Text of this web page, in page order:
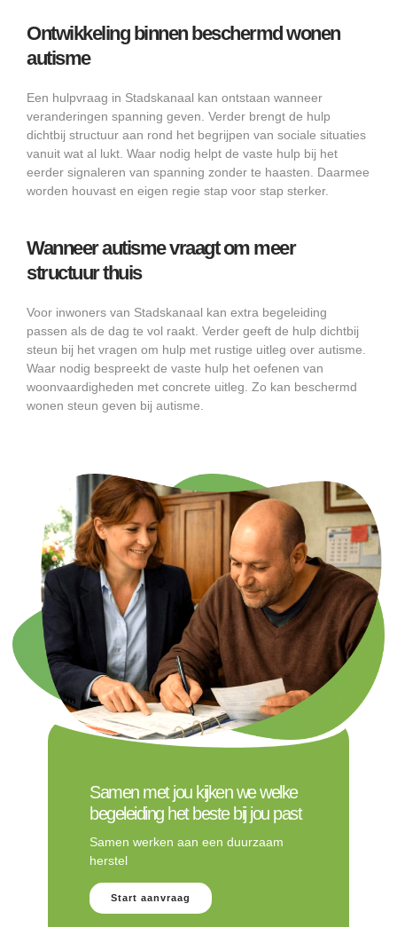
Ontwikkeling binnen beschermd wonen
autisme
Een hulpvraag in Stadskanaal kan ontstaan wanneer
veranderingen spanning geven. Verder brengt de hulp
dichtbij structuur aan rond het begrijpen van sociale situaties
vanuit wat al lukt. Waar nodig helpt de vaste hulp bij het
eerder signaleren van spanning zonder te haasten. Daarmee
worden houvast en eigen regie stap voor stap sterker.
Wanneer autisme vraagt om meer
structuur thuis
Voor inwoners van Stadskanaal kan extra begeleiding
passen als de dag te vol raakt. Verder geeft de hulp dichtbij
steun bij het vragen om hulp met rustige uitleg over autisme.
Waar nodig bespreekt de vaste hulp het oefenen van
woonvaardigheden met concrete uitleg. Zo kan beschermd
wonen steun geven bij autisme.
Samen met jou kijken we welke
begeleiding het beste bij jou past
Samen werken aan een duurzaam
herstel
Start aanvraag